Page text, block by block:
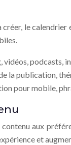
le
podcasts,
la publication,
pour mobile,
aux
et